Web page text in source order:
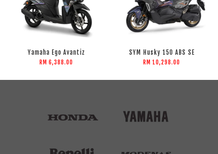
Yamaha Ego Avantiz
RM 6,388.00
SYM Husky 150 ABS SE
RM 10,298.00